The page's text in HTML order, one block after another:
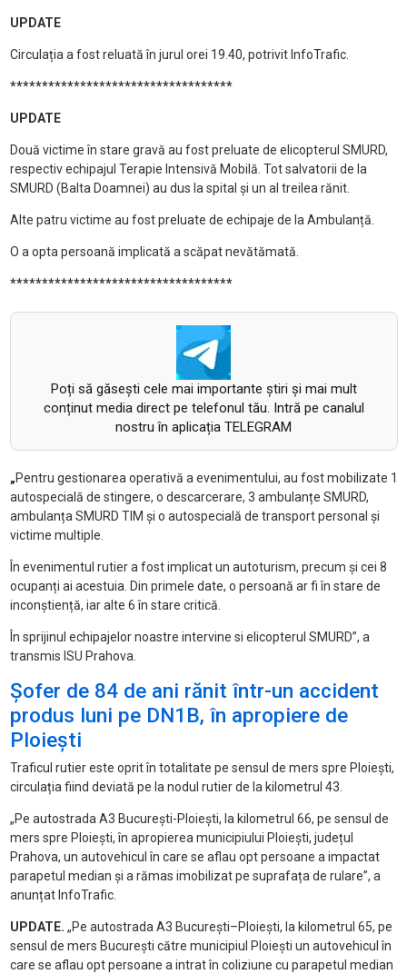
UPDATE
Circulația a fost reluată în jurul orei 19.40, potrivit InfoTrafic.
***********************************
UPDATE
Două victime în stare gravă au fost preluate de elicopterul SMURD,
respectiv echipajul Terapie Intensivă Mobilă. Tot salvatorii de la
SMURD (Balta Doamnei) au dus la spital și un al treilea rănit.
Alte patru victime au fost preluate de echipaje de la Ambulanță.
O a opta persoană implicată a scăpat nevătămată.
***********************************
Poți să găsești cele mai importante știri și mai mult
conținut media direct pe telefonul tău. Intră pe canalul
nostru în aplicația TELEGRAM
„Pentru gestionarea operativă a evenimentului, au fost mobilizate 1
autospecială de stingere, o descarcerare, 3 ambulanțe SMURD,
ambulanța SMURD TIM și o autospecială de transport personal și
victime multiple.
În evenimentul rutier a fost implicat un autoturism, precum și cei 8
ocupanți ai acestuia. Din primele date, o persoană ar fi în stare de
inconștiență, iar alte 6 în stare critică.
În sprijinul echipajelor noastre intervine si elicopterul SMURD”, a
transmis ISU Prahova.
Șofer de 84 de ani rănit într-un accident
produs luni pe DN1B, în apropiere de
Ploiești
Traficul rutier este oprit în totalitate pe sensul de mers spre Ploiești,
circulația fiind deviată pe la nodul rutier de la kilometrul 43.
„Pe autostrada A3 București-Ploiești, la kilometrul 66, pe sensul de
mers spre Ploiești, în apropierea municipiului Ploiești, județul
Prahova, un autovehicul în care se aflau opt persoane a impactat
parapetul median și a rămas imobilizat pe suprafața de rulare”, a
anunțat InfoTrafic.
UPDATE. „Pe autostrada A3 București–Ploiești, la kilometrul 65, pe
sensul de mers București către municipiul Ploiești un autovehicul în
care se aflau opt persoane a intrat în coliziune cu parapetul median